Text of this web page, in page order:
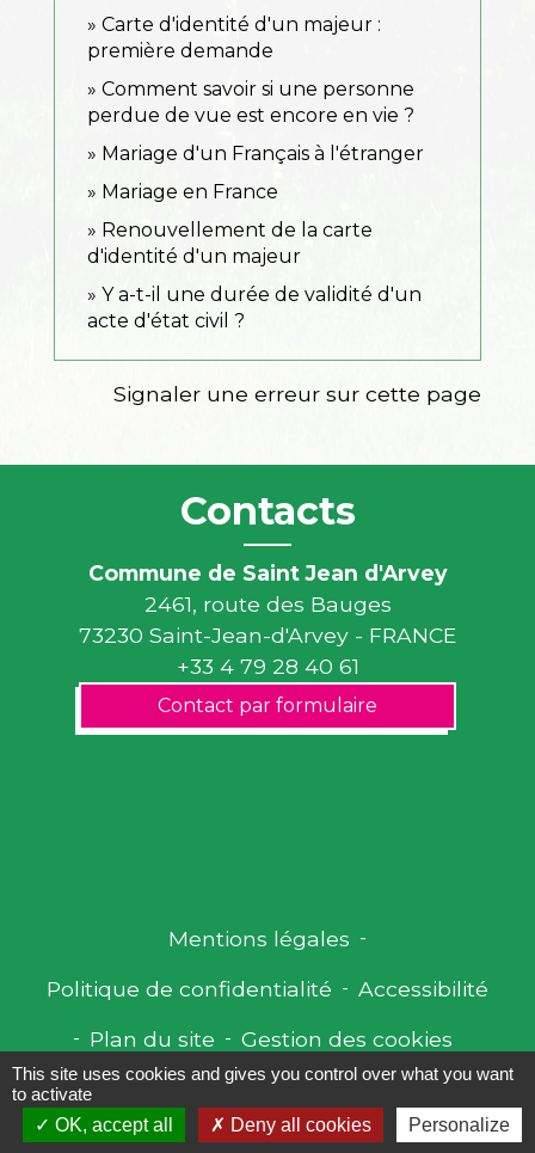
Carte d'identité d'un majeur :
première demande
Comment savoir si une personne
perdue de vue est encore en vie ?
Mariage d'un Français à l'étranger
Mariage en France
Renouvellement de la carte
d'identité d'un majeur
Y a-t-il une durée de validité d'un
acte d'état civil ?
Signaler une erreur sur cette page
Contacts
Commune de Saint Jean d'Arvey
2461, route des Bauges
73230 Saint-Jean-d'Arvey - FRANCE
+33 4 79 28 40 61
Contact par formulaire
Mentions légales -
Politique de confidentialité - Accessibilité
- Plan du site - Gestion des cookies
Site créé en partenariat avec Réseau des Communes
This site uses cookies and gives you control over what you want
to activate
OK, accept all
Deny all cookies Personalize